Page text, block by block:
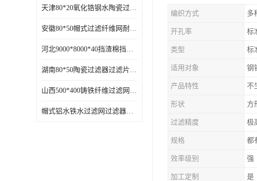
天津80*20氧化锆钢水陶瓷过滤器过滤效果明显
安徽80*50帽式过滤纤维网耐高温
河北9000*8000*40挡渣棉挡渣效果好耐高温
湖南80*50陶瓷过滤器过滤片过滤网效果好耐高温
山西500*400铸铁纤维过滤网方形网圆形网
帽式铝水铁水过滤网过滤器耐高温
编织方式 多
开孔率 标
类型 标
适用对象 钢
产品特性 不
形状 方
过滤精度 极
规格 都
效率级别 强
加工定制 是